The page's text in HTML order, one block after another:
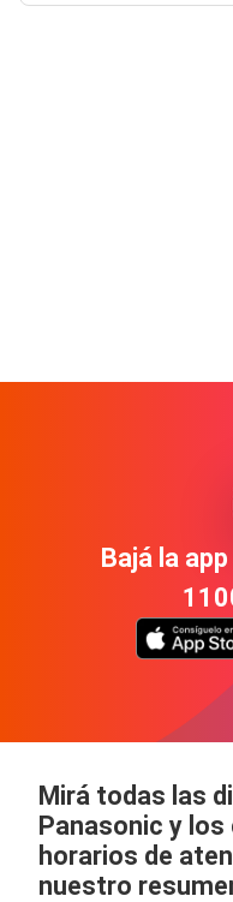
Bajá la
Mirá todas las
Panasonic y
horarios de
nuestro